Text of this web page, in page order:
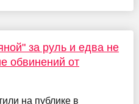
за руль и едва не
обвинений от
на публике в